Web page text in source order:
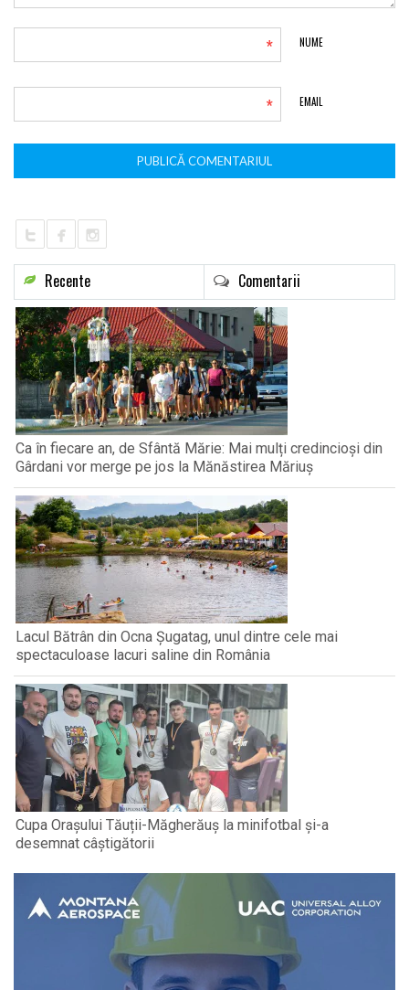
NUME
*
EMAIL
*
Recente Comentarii
Ca în fiecare an, de Sfântă Mărie: Mai mulți credincioși din
Gârdani vor merge pe jos la Mănăstirea Măriuș
Lacul Bătrân din Ocna Șugatag, unul dintre cele mai
spectaculoase lacuri saline din România
Cupa Orașului Tăuții-Măgherăuș la minifotbal și-a
desemnat câștigătorii